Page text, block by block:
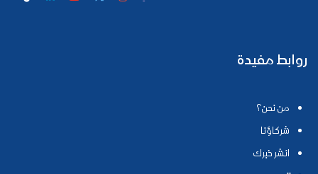
روابط مفيدة
من نحن؟
شركاؤنا
انشر خبرك